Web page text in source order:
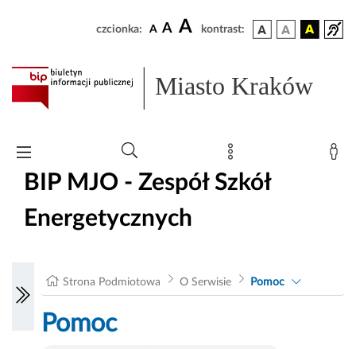
czcionka: A A A kontrast:
Miasto Kraków
BIP MJO - Zespół Szkół
Energetycznych
Strona Podmiotowa O Serwisie Pomoc
Pomoc